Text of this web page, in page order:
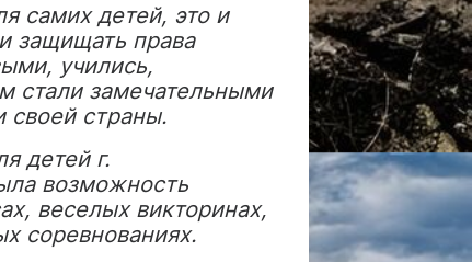
самих детей, это и
защищать права
учились,
стали замечательными
своей страны.
детей г.
возможность
веселых викторинах,
соревнованиях.